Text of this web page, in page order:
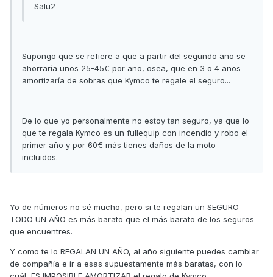
Salu2
Supongo que se refiere a que a partir del segundo año se
ahorraría unos 25-45€ por año, osea, que en 3 o 4 años
amortizaría de sobras que Kymco te regale el seguro...
De lo que yo personalmente no estoy tan seguro, ya que lo
que te regala Kymco es un fullequip con incendio y robo el
primer año y por 60€ más tienes daños de la moto
incluidos.
Yo de números no sé mucho, pero si te regalan un SEGURO
TODO UN AÑO es más barato que el más barato de los seguros
que encuentres.
Y como te lo REGALAN UN AÑO, al año siguiente puedes cambiar
de compañía e ir a esas supuestamente más baratas, con lo